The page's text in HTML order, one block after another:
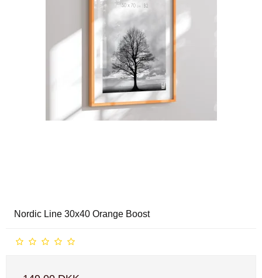
Nordic Line 30x40 Orange Boost